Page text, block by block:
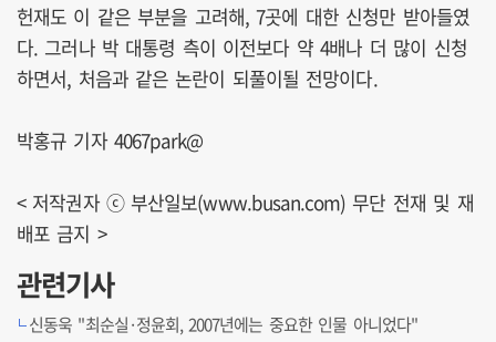
헌재도 이 같은 부분을 고려해, 7곳에 대한 신청만 받아들였
다. 그러나 박 대통령 측이 이전보다 약 4배나 더 많이 신청
하면서, 처음과 같은 논란이 되풀이될 전망이다.
박홍규 기자 4067park@
< 저작권자 ⓒ 부산일보(www.busan.com) 무단 전재 및 재
배포 금지 >
관련기사
신동욱 "최순실·정윤회, 2007년에는 중요한 인물 아니었다"